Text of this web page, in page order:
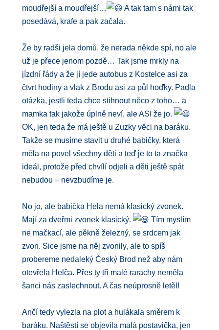
moudřejší a moudřejší…
A tak tam s námi tak
posedává, krafe a pak začala.
Že by radši jela domů, že nerada někde spí, no ale
už je přece jenom pozdě… Tak jsme mrkly na
jízdní řády a že jí jede autobus z Kostelce asi za
čtvrt hodiny a vlak z Brodu asi za půl hoďky. Padla
otázka, jestli teda chce stihnout něco z toho… a
mamka tak jakože úplně neví, ale ASI že jo.
OK, jen teda že má ještě u Zuzky věci na baráku.
Takže se musíme stavit u druhé babičky, která
měla na povel všechny děti a teď je to ta značka
ideál, protože před chvílí odjeli a děti ještě spát
nebudou = nevzbudíme je.
No jo, ale babička Hela nemá klasický zvonek.
Mají za dveřmi zvonek klasický.
Tím myslím
ne mačkací, ale pěkně železný, se srdcem jak
zvon. Sice jsme na něj zvonily, ale to spíš
probereme nedaleký Český Brod než aby nám
otevřela Helča. Přes ty tři malé rarachy neměla
šanci nás zaslechnout. A čas neúprosně letěl!
Ančí tedy vylezla na plot a hulákala směrem k
baráku. Naštěstí se objevila malá postavička, jen